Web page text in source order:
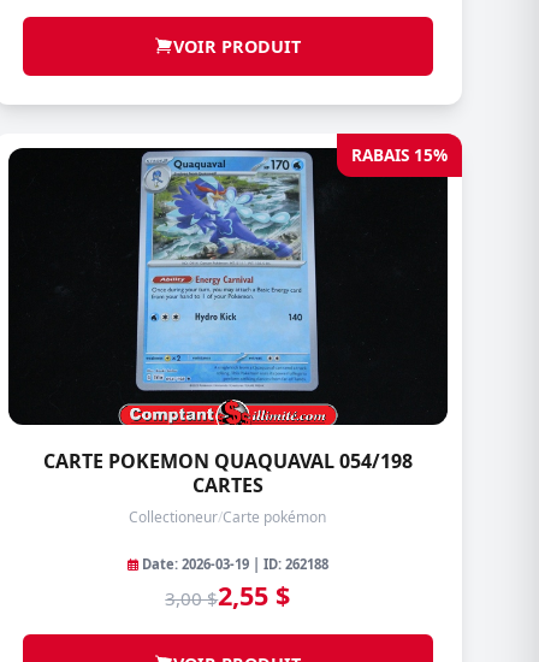
VOIR PRODUIT
RABAIS 15%
CARTE POKEMON QUAQUAVAL 054/198
CARTES
Collectioneur/Carte pokémon
Date: 2026-03-19 | ID: 262188
3,00 $2,55 $